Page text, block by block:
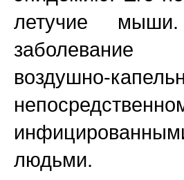
летучие мыши.
заболевание
воздушно-
людьми.